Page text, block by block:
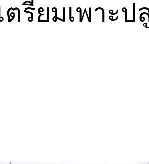
ตรียมเพาะ